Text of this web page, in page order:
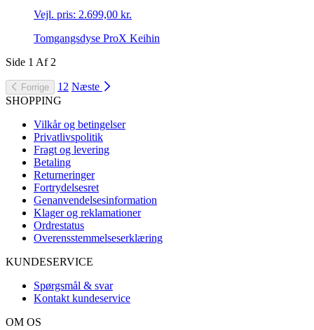
Vejl. pris: 2.699,00 kr.
Tomgangsdyse ProX Keihin
Side 1 Af 2
Forrige 1 2 Næste
SHOPPING
Vilkår og betingelser
Privatlivspolitik
Fragt og levering
Betaling
Returneringer
Fortrydelsesret
Genanvendelsesinformation
Klager og reklamationer
Ordrestatus
Overensstemmelseserklæring
KUNDESERVICE
Spørgsmål & svar
Kontakt kundeservice
OM OS